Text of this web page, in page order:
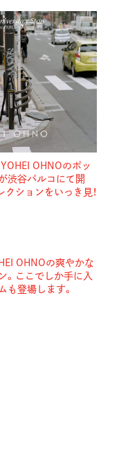
OHNOのポッ
渋谷パルコにて開
クションをいっき見！
OHNOの爽やかな
。ここでしか手に入
も登場します。